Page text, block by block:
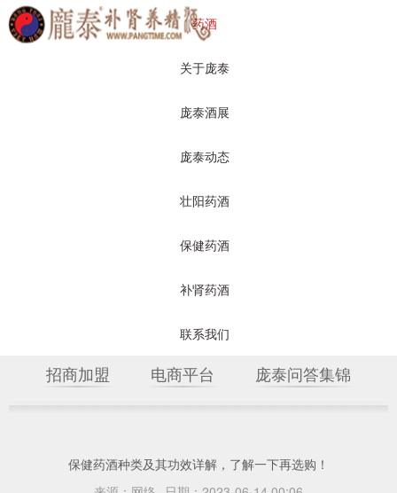
药酒
关于庞泰
庞泰酒展
庞泰动态
壮阳药酒
保健药酒
补肾药酒
联系我们
招商加盟 电商平台 庞泰问答集锦
保健药酒种类及其功效详解，了解一下再选购！